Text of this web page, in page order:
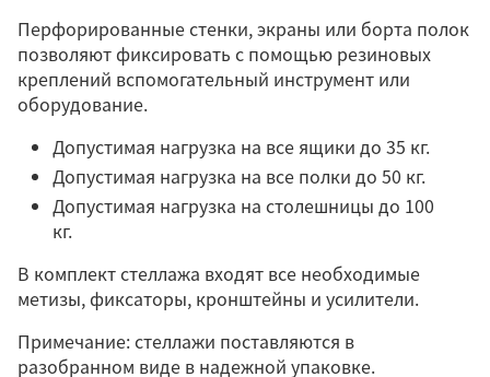
Перфорированные стенки, экраны или борта полок
позволяют фиксировать с помощью резиновых
креплений вспомогательный инструмент или
оборудование.
Допустимая нагрузка на все ящики до 35 кг.
Допустимая нагрузка на все полки до 50 кг.
Допустимая нагрузка на столешницы до 100
кг.
В комплект стеллажа входят все необходимые
метизы, фиксаторы, кронштейны и усилители.
Примечание: стеллажи поставляются в
разобранном виде в надежной упаковке.